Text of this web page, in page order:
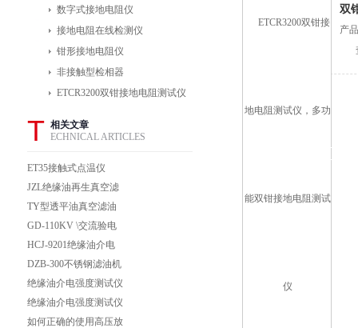
数字式接地电阻仪
接地电阻在线检测仪
钳形接地电阻仪
非接触型检相器
ETCR3200双钳接地电阻测试仪
T 相关文章
ECHNICAL ARTICLES
ET35接触式点温仪
JZL绝缘油再生真空滤
油机上海徐吉专业制造
TY型透平油真空滤油
机TYA透平油聚结真空
滤油机
GD-110KV \交流验电
器
HCJ-9201绝缘油介电
强度测试仪上海徐吉推
荐
DZB-300不锈钢滤油机
TYA-1不锈钢抗燃油滤
油机
绝缘油介电强度测试仪
油杯的维护保养-上海
徐吉电气
绝缘油介电强度测试仪
一机在手，多种要求均
如何正确的使用高压放
双
产